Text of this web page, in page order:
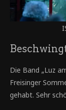
Die Band „Luz
Freisinger
gehabt. Sehr